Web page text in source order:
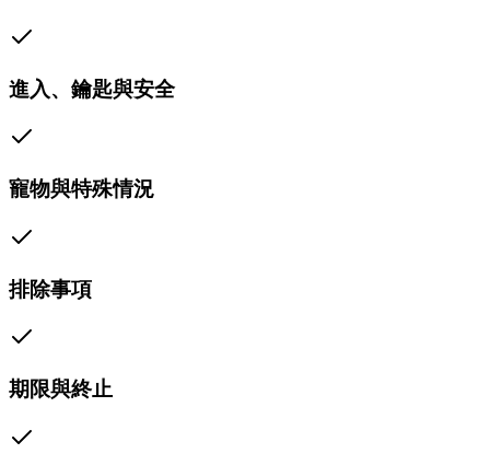
進入、鑰匙與安全
寵物與特殊情況
排除事項
期限與終止